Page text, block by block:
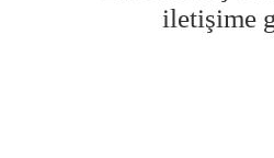
iletişime